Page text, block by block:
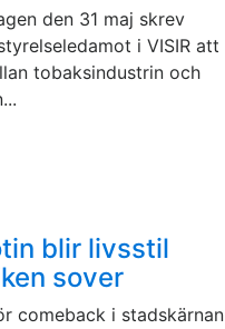
den 31 maj skrev
i VISIR att
tobaksindustrin och
blir livsstil
sover
comeback i stadskärnan